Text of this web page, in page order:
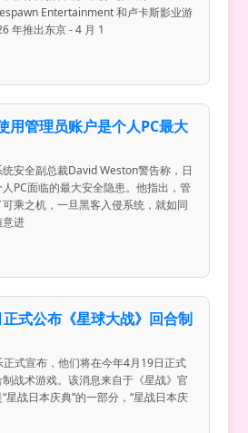
Entertainment 和卢卡斯影业游
年推出东京 - 4 月 1
用管理员账户是个人PC最大
安全副总裁David Weston警告称，日
PC面临的最大安全隐患。他指出，管
乘之机，一旦黑客入侵系统，就如同
意进
式公布《星球大战》回合制
式宣布，他们将在今年4月19日正式
战术游戏。该消息来自于《星战》官
星战日本庆典”的一部分，“星战日本庆